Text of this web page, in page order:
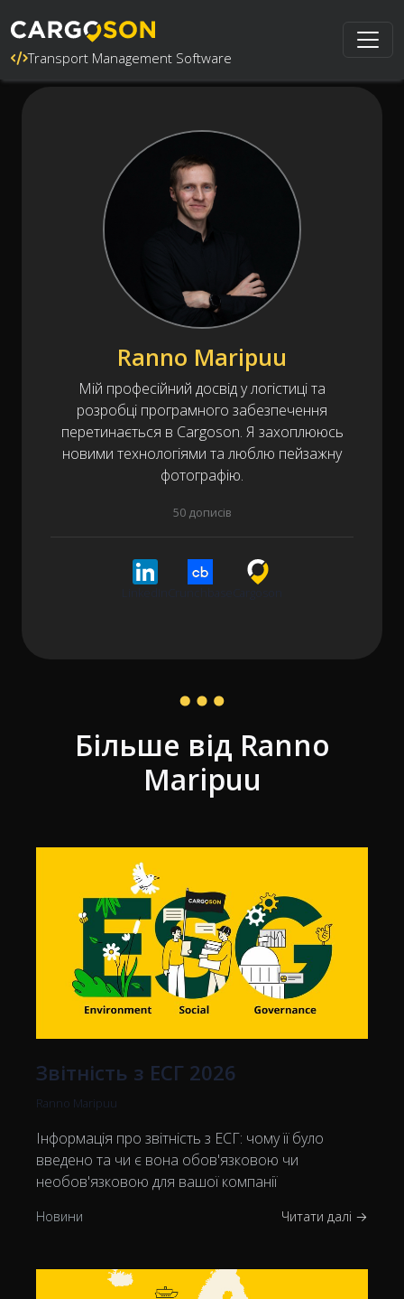
Transport Management Software
Ranno Maripuu
Мій професійний досвід у логістиці та
розробці програмного забезпечення
перетинається в Cargoson. Я захоплююсь
новими технологіями та люблю пейзажну
фотографію.
50 дописів
Більше від Ranno
Maripuu
Звітність з ЕСГ 2026
Ranno Maripuu
Інформація про звітність з ЕСГ: чому її було
введено та чи є вона обов'язковою чи
необов'язковою для вашої компанії
Новини Читати далі →